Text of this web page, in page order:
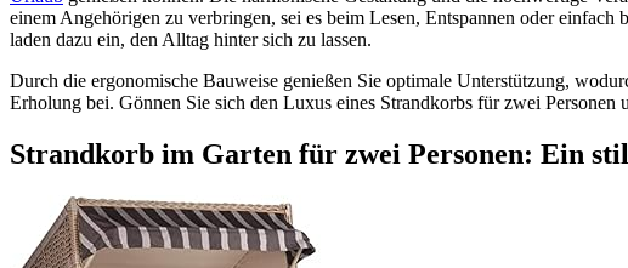
einem Angehörigen zu verbringen, sei es beim Lesen, Entspannen oder
laden dazu ein, den Alltag hinter sich zu lassen.
Durch die ergonomische Bauweise genießen Sie optimale Unterstützung,
Erholung bei. Gönnen Sie sich den Luxus eines Strandkorbs für zwei
Strandkorb im Garten für zwei Personen: Ein